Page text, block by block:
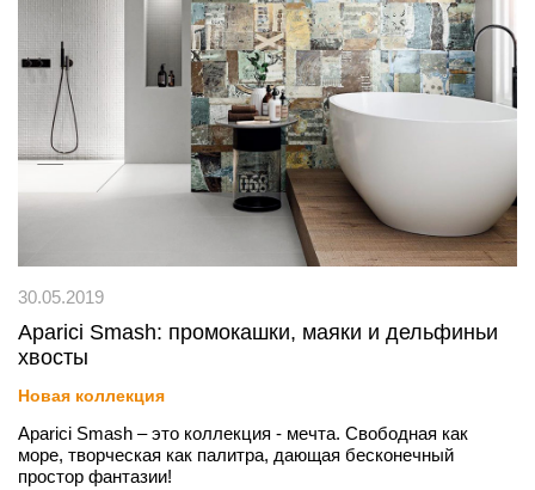
30.05.2019
Aparici Smash: промокашки, маяки и дельфиньи
хвосты
Новая коллекция
Aparici Smash – это коллекция - мечта. Свободная как
море, творческая как палитра, дающая бесконечный
простор фантазии!